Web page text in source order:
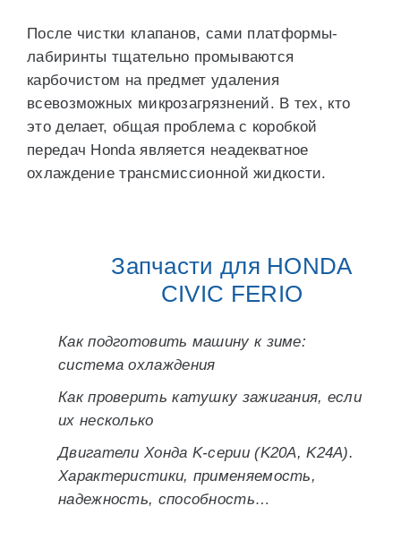
После чистки клапанов, сами платформы-
лабиринты тщательно промываются
карбочистом на предмет удаления
всевозможных микрозагрязнений. В тех, кто
это делает, общая проблема с коробкой
передач Honda является неадекватное
охлаждение трансмиссионной жидкости.
Запчасти для HONDA
CIVIC FERIO
Как подготовить машину к зиме:
система охлаждения
Как проверить катушку зажигания, если
их несколько
Двигатели Хонда K-серии (K20A, K24A).
Характеристики, применяемость,
надежность, способность…